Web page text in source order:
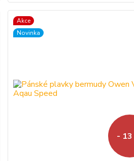
Akce
Novinka
-